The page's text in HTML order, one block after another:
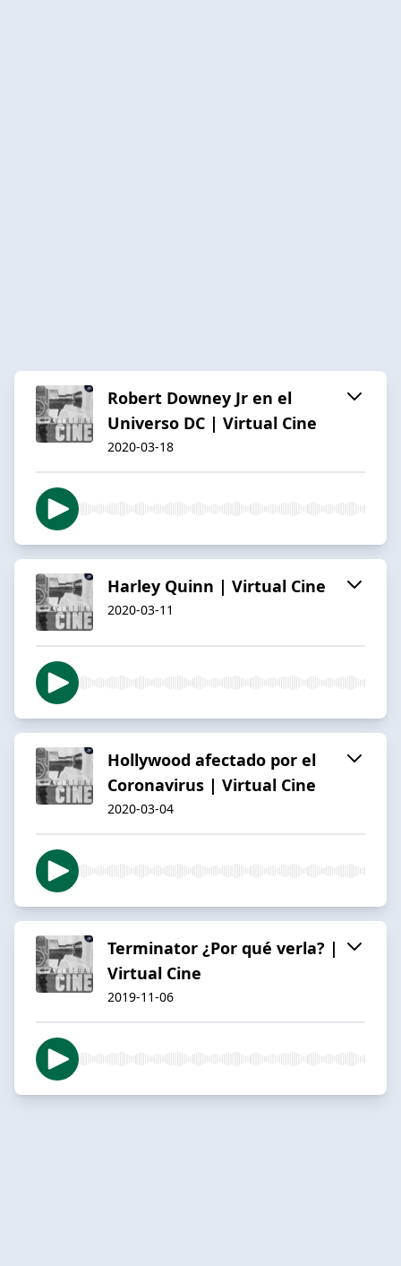
Robert Downey Jr en el
Universo DC | Virtual Cine
2020-03-18
Harley Quinn | Virtual Cine
2020-03-11
Hollywood afectado por el
Coronavirus | Virtual Cine
2020-03-04
Terminator ¿Por qué verla? |
Virtual Cine
2019-11-06